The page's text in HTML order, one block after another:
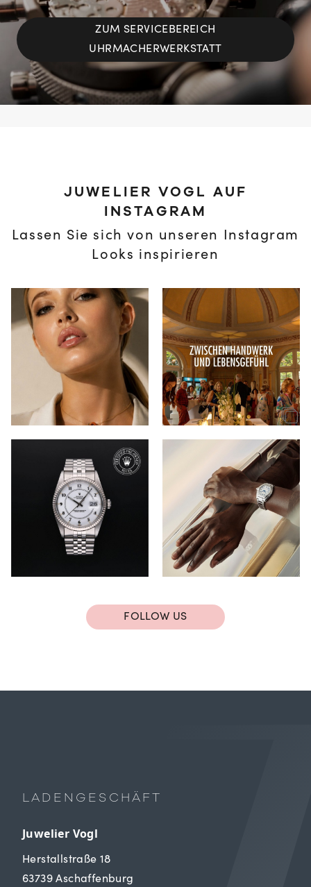
ZUM SERVICEBEREICH
UHRMACHERWERKSTATT
JUWELIER VOGL AUF
INSTAGRAM
Lassen Sie sich von unseren Instagram
Looks inspirieren
FOLLOW US
LADENGESCHÄFT
Juwelier Vogl
Herstallstraße 18
63739 Aschaffenburg